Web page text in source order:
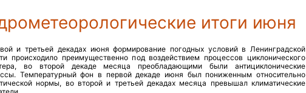
итоги июня
и третьей декадах июня формирование погодных условий в Ленинградской
происходило преимущественно под воздействием процессов циклонического
во второй декаде месяца преобладающими были антициклонические
Температурный фон в первой декаде июня был пониженным относительно
нормы, во второй и третьей декадах месяца превышал климатические